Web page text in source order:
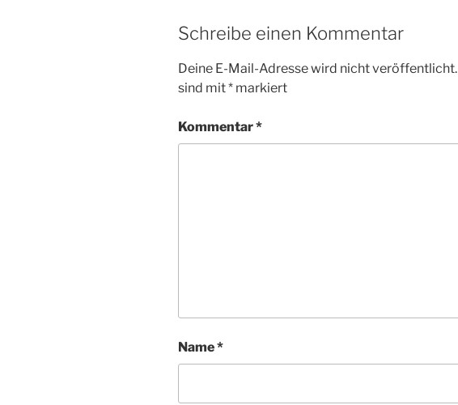
Schreibe einen Kommentar
Deine E-Mail-Adresse wird nicht veröffentlicht.
sind mit* markiert
Kommentar*
Name*